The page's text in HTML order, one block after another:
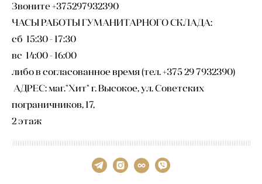
Звоните +375297932390
ЧАСЫ РАБОТЫ ГУМАНИТАРНОГО СКЛАДА:
сб 15:30 - 17:30
вс 14:00 - 16:00
либо в согласованное время (тел. +375 29 7932390)
АДРЕС: маг."Хит" г. Высокое, ул. Советских
пограничников, 17,
2 этаж